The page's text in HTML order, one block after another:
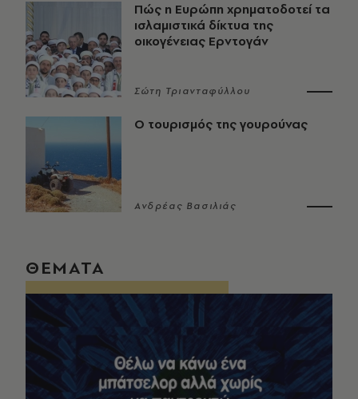
Πώς η Ευρώπη χρηματοδοτεί τα
ισλαμιστικά δίκτυα της
οικογένειας Ερντογάν
Σώτη Τριανταφύλλου
Ο τουρισμός της γουρούνας
Ανδρέας Βασιλιάς
ΘΕΜΑΤΑ